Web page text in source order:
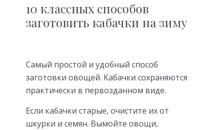
10 классных способов
заготовить кабачки на зиму
Самый простой и удобный способ
заготовки овощей. Кабачки сохраняются
практически в первозданном виде.
Если кабачки старые, очистите их от
шкурки и семян. Вымойте овощи,